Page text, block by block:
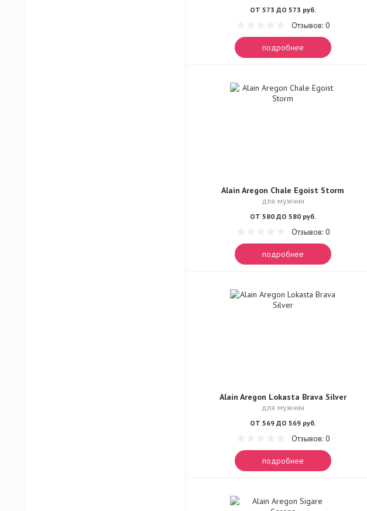
ОТ 573 ДО 573 руб.
Отзывов: 0
подробнее
Alain Aregon Chale Egoist Storm
для мужчин
ОТ 580 ДО 580 руб.
Отзывов: 0
подробнее
Alain Aregon Lokasta Brava Silver
для мужчин
ОТ 569 ДО 569 руб.
Отзывов: 0
подробнее